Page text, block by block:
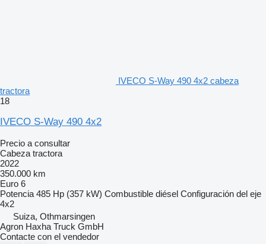
IVECO S-Way 490 4x2 cabeza
tractora
18
IVECO S-Way 490 4x2
Precio a consultar
Cabeza tractora
2022
350.000 km
Euro 6
Potencia 485 Hp (357 kW) Combustible diésel Configuración del eje
4x2
Suiza, Othmarsingen
Agron Haxha Truck GmbH
Contacte con el vendedor